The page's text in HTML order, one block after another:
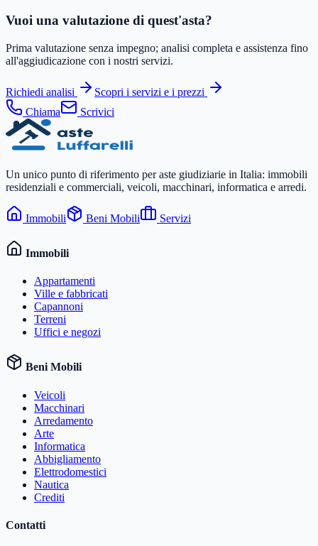
Vuoi una valutazione di quest'asta?
Prima valutazione senza impegno; analisi completa e assistenza fino
all'aggiudicazione con i nostri servizi.
Richiedi analisi
Scopri i servizi e i prezzi
Chiama
Scrivici
Un unico punto di riferimento per aste giudiziarie in Italia: immobili
residenziali e commerciali, veicoli, macchinari, informatica e arredi.
Immobili Beni Mobili Servizi
Immobili
Appartamenti
Ville e fabbricati
Capannoni
Terreni
Uffici e negozi
Beni Mobili
Veicoli
Macchinari
Arredamento
Arte
Informatica
Abbigliamento
Elettrodomestici
Nautica
Crediti
Contatti